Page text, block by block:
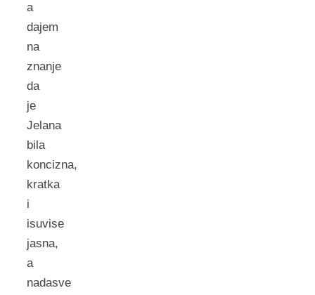
a
dajem
na
znanje
da
je
Jelana
bila
koncizna,
kratka
i
isuvise
jasna,
a
nadasve